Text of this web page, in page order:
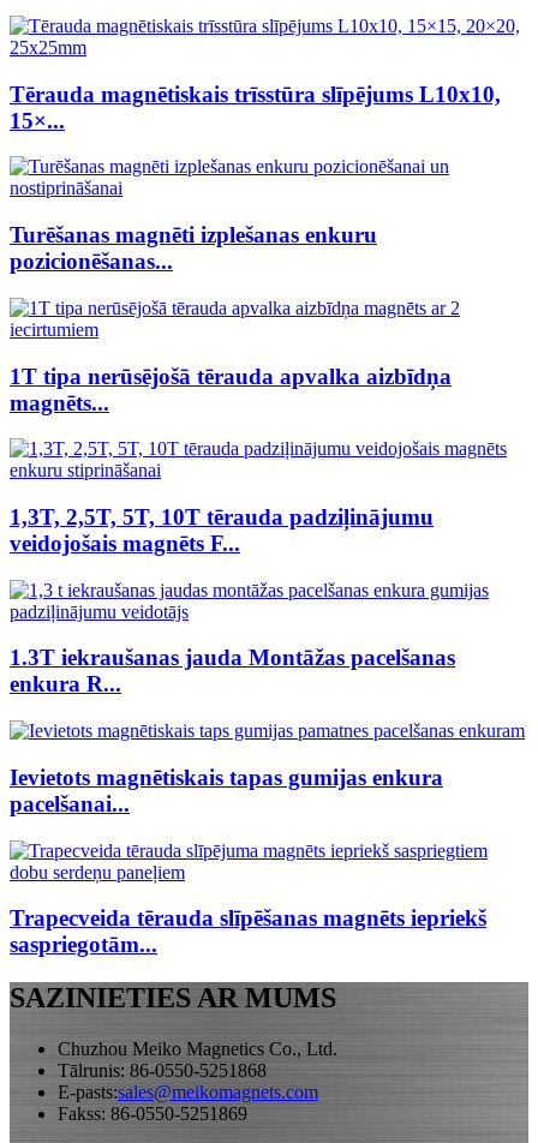
Tērauda magnētiskais trīsstūra slīpējums L10x10,
15×...
Turēšanas magnēti izplešanas enkuru
pozicionēšanas...
1T tipa nerūsējošā tērauda apvalka aizbīdņa
magnēts...
1,3T, 2,5T, 5T, 10T tērauda padziļinājumu
veidojošais magnēts F...
1.3T iekraušanas jauda Montāžas pacelšanas
enkura R...
Ievietots magnētiskais tapas gumijas enkura
pacelšanai...
Trapecveida tērauda slīpēšanas magnēts iepriekš
saspriegotām...
SAZINIETIES AR MUMS
Chuzhou Meiko Magnetics Co., Ltd.
Tālrunis: 86-0550-5251868
E-pasts:sales@meikomagnets.com
Fakss: 86-0550-5251869